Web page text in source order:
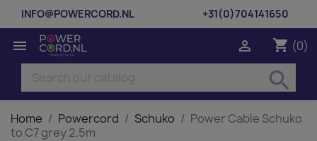
INFO@POWERCORD.NL +31(0)704141650
 shopping_cart (0)

search
Home Powercord Schuko
Power Cable Schuko
to C7 grey 2.5m